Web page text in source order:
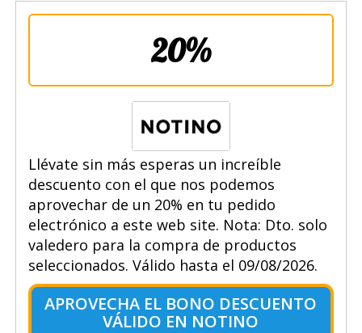
20%
Llévate sin más esperas un increíble
descuento con el que nos podemos
aprovechar de un 20% en tu pedido
electrónico a este web site. Nota: Dto. solo
valedero para la compra de productos
seleccionados. Válido hasta el 09/08/2026.
APROVECHA EL BONO DESCUENTO
VÁLIDO EN NOTINO